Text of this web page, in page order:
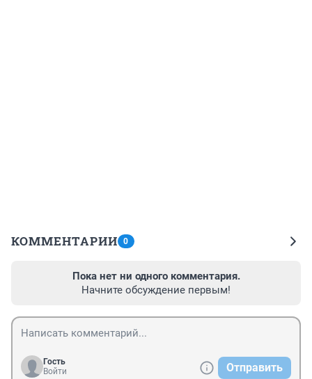
КОММЕНТАРИИ 0
Пока нет ни одного комментария.
Начните обсуждение первым!
Гость
Войти
Отправить